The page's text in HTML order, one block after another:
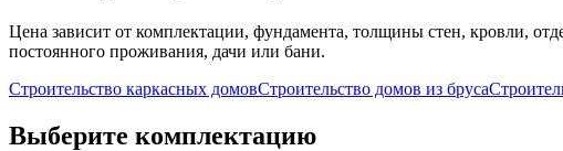
Цена зависит от комплектации, фундамента, толщины стен, кровли,
постоянного проживания, дачи или бани.
Строительство каркасных домовСтроительство домов из бруса
Выберите комплектацию